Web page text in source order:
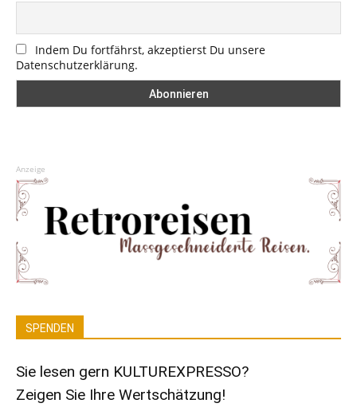
Indem Du fortfährst, akzeptierst Du unsere
Datenschutzerklärung.
Anzeige
SPENDEN
Sie lesen gern KULTUREXPRESSO?
Zeigen Sie Ihre Wertschätzung!